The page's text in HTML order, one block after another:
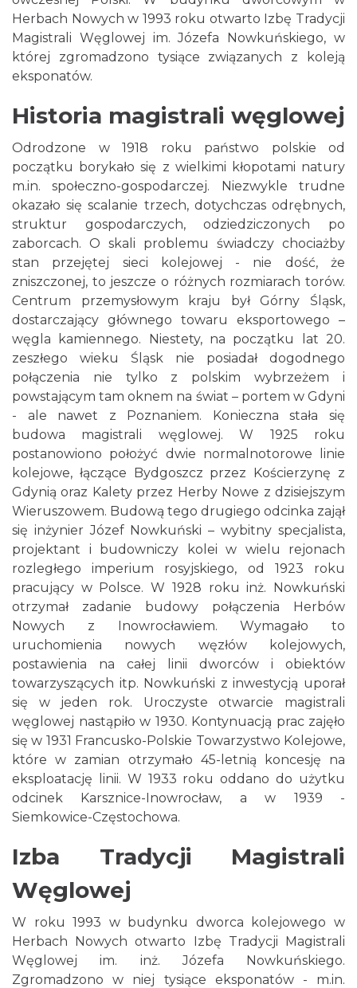
Herbach Nowych w 1993 roku otwarto Izbę Tradycji
Magistrali Węglowej im. Józefa Nowkuńskiego, w
której zgromadzono tysiące związanych z koleją
eksponatów.
Historia magistrali węglowej
Odrodzone w 1918 roku państwo polskie od
początku borykało się z wielkimi kłopotami natury
m.in. społeczno-gospodarczej. Niezwykle trudne
okazało się scalanie trzech, dotychczas odrębnych,
struktur gospodarczych, odziedziczonych po
zaborcach. O skali problemu świadczy chociażby
stan przejętej sieci kolejowej - nie dość, że
zniszczonej, to jeszcze o różnych rozmiarach torów.
Centrum przemysłowym kraju był Górny Śląsk,
dostarczający głównego towaru eksportowego –
węgla kamiennego. Niestety, na początku lat 20.
zeszłego wieku Śląsk nie posiadał dogodnego
połączenia nie tylko z polskim wybrzeżem i
powstającym tam oknem na świat – portem w Gdyni
- ale nawet z Poznaniem. Konieczna stała się
budowa magistrali węglowej. W 1925 roku
postanowiono położyć dwie normalnotorowe linie
kolejowe, łączące Bydgoszcz przez Kościerzynę z
Gdynią oraz Kalety przez Herby Nowe z dzisiejszym
Wieruszowem. Budową tego drugiego odcinka zajął
się inżynier Józef Nowkuński – wybitny specjalista,
projektant i budowniczy kolei w wielu rejonach
rozległego imperium rosyjskiego, od 1923 roku
pracujący w Polsce. W 1928 roku inż. Nowkuński
otrzymał zadanie budowy połączenia Herbów
Nowych z Inowrocławiem. Wymagało to
uruchomienia nowych węzłów kolejowych,
postawienia na całej linii dworców i obiektów
towarzyszących itp. Nowkuński z inwestycją uporał
się w jeden rok. Uroczyste otwarcie magistrali
węglowej nastąpiło w 1930. Kontynuacją prac zajęło
się w 1931 Francusko-Polskie Towarzystwo Kolejowe,
które w zamian otrzymało 45-letnią koncesję na
eksploatację linii. W 1933 roku oddano do użytku
odcinek Karsznice-Inowrocław, a w 1939 -
Siemkowice-Częstochowa.
Izba Tradycji Magistrali
Węglowej
W roku 1993 w budynku dworca kolejowego w
Herbach Nowych otwarto Izbę Tradycji Magistrali
Węglowej im. inż. Józefa Nowkuńskiego.
Zgromadzono w niej tysiące eksponatów - m.in.